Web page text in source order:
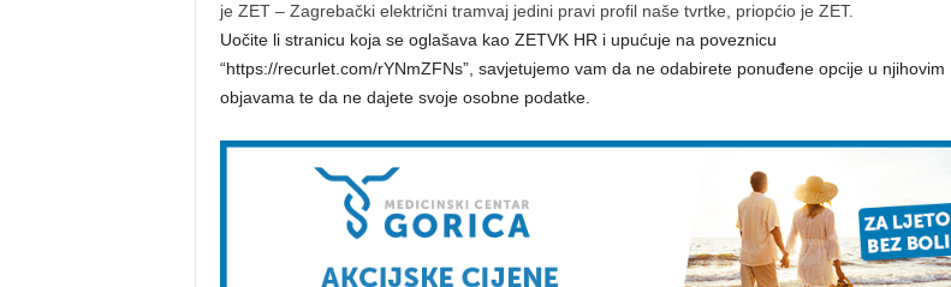
je ZET – Zagrebački električni tramvaj jedini pravi profil naše tvrtke, priopćio je ZET.
Uočite li stranicu koja se oglašava kao ZETVK HR i upućuje na poveznicu
“https://recurlet.com/rYNmZFNs”, savjetujemo vam da ne odabirete ponuđene opcije u njihovim
objavama te da ne dajete svoje osobne podatke.